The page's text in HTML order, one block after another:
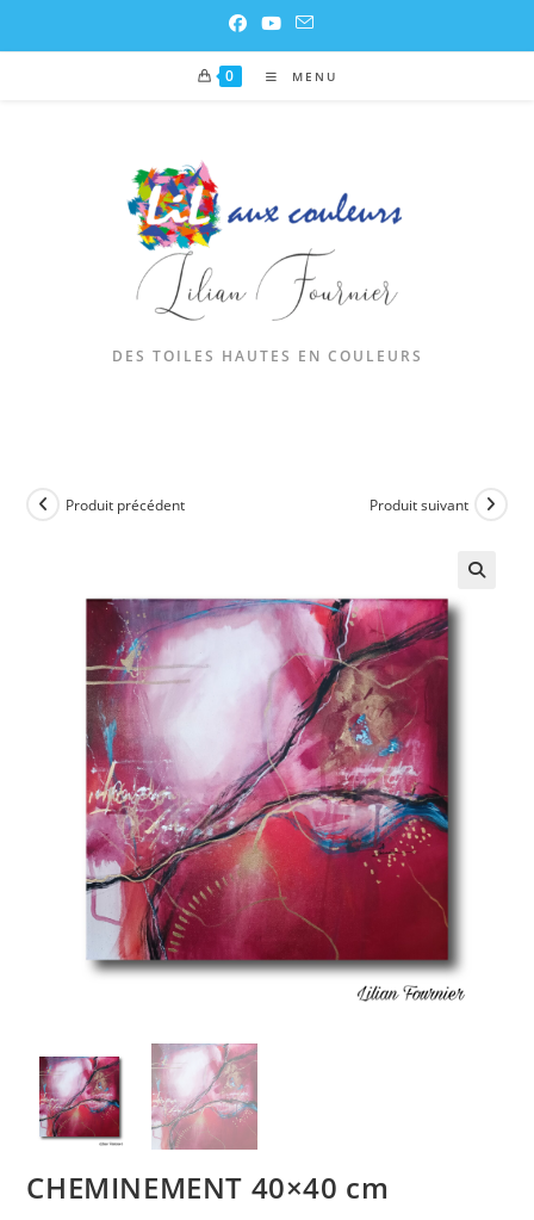
0 MENU
DES TOILES HAUTES EN COULEURS
Produit précédent Produit suivant
CHEMINEMENT 40×40 cm